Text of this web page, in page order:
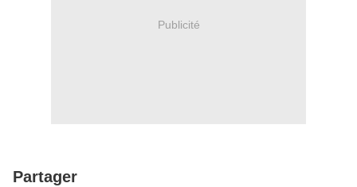
Publicité
Partager